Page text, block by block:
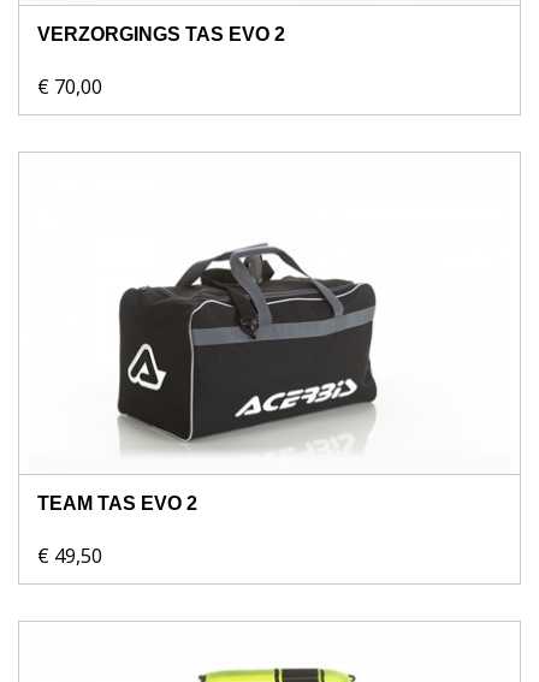
VERZORGINGS TAS EVO 2
€ 70,00
TEAM TAS EVO 2
€ 49,50